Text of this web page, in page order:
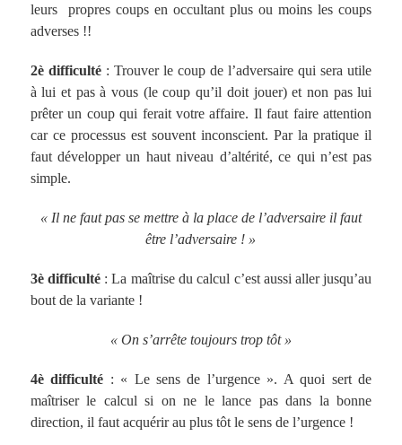
leurs propres coups en occultant plus ou moins les coups
adverses !!
2è difficulté: Trouver le coup de l’adversaire qui sera utile
à lui et pas à vous (le coup qu’il doit jouer) et non pas lui
prêter un coup qui ferait votre affaire. Il faut faire attention
car ce processus est souvent inconscient. Par la pratique il
faut développer un haut niveau d’altérité, ce qui n’est pas
simple.
« Il ne faut pas se mettre à la place de l’adversaire il faut
être l’adversaire ! »
3è difficulté: La maîtrise du calcul c’est aussi aller jusqu’au
bout de la variante !
« On s’arrête toujours trop tôt »
4è difficulté : « Le sens de l’urgence ». A quoi sert de
maîtriser le calcul si on ne le lance pas dans la bonne
direction, il faut acquérir au plus tôt le sens de l’urgence !